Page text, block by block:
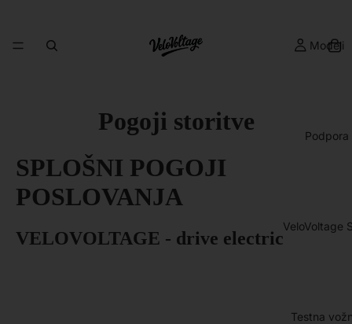
Modeli
Podpora
VeloVoltage
Testna
Pogoji storitve
SPLOŠNI POGOJI
POSLOVANJA
VELOVOLTAGE - drive electric